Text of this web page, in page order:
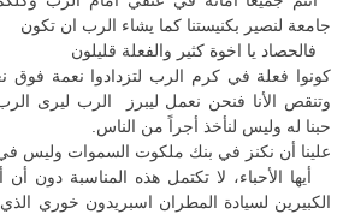
جامعة لنصير بكنيستنا كما يشاء الرب ان تكون
فالحصاد يا اخوة كثير والفعلة قليلون
كونوا فعلة في كرم الرب لتزدادوا نعمة فوق
وتنقص الأنا فنحن نعمل ليبرز الرب ليرى
حبنا له وليس لنأخذ أجراً من الناس.
علينا أن نكنز في بنك ملكوت السموات وليس في
أيها الأحباء، لا تكتمل هذه المناسبة دون
الكبيرين لسيادة المطران اسبريدون خوري